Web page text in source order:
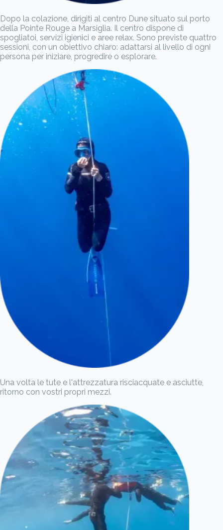
Dopo la colazione, dirigiti al centro Dune situato sul porto
della Pointe Rouge a Marsiglia. Il centro dispone di
spogliatoi, servizi igienici e aree relax. Sono previste quattro
sessioni, con un obiettivo chiaro: adattarsi al livello di ogni
persona per iniziare, progredire o esplorare.
Una volta le tute e l'attrezzatura risciacquate e asciutte,
ritorno con vostri propri mezzi.